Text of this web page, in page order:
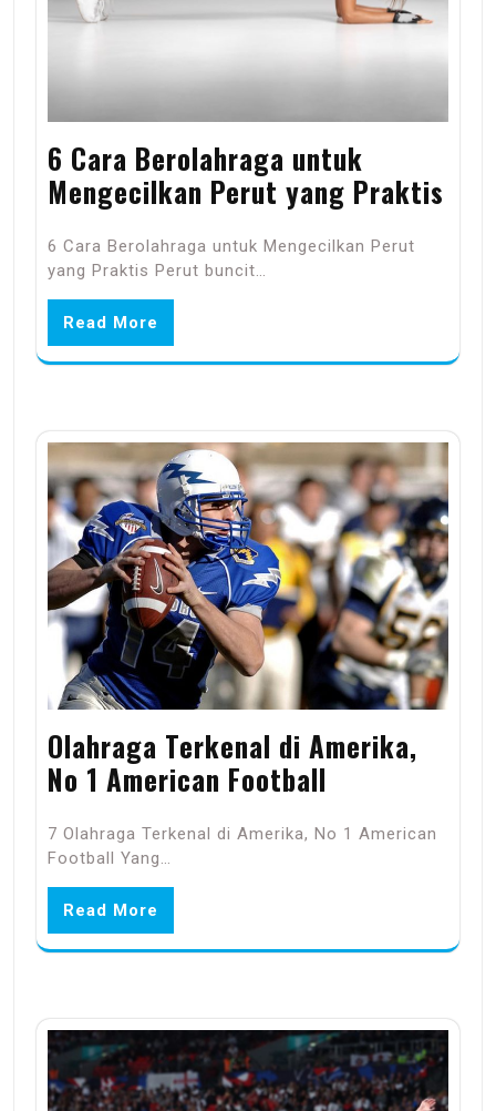
6 Cara Berolahraga untuk
Mengecilkan Perut yang Praktis
6 Cara Berolahraga untuk Mengecilkan Perut
yang Praktis Perut buncit…
Read More
Olahraga Terkenal di Amerika,
No 1 American Football
7 Olahraga Terkenal di Amerika, No 1 American
Football Yang…
Read More